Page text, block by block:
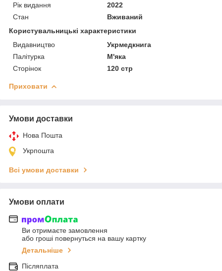
Рік видання
2022
Стан
Вживаний
Користувальницькі характеристики
Видавництво
Укрмедкнига
Палітурка
М'яка
Сторінок
120 стр
Приховати
Умови доставки
Нова Пошта
Укрпошта
Всі умови доставки
Умови оплати
Ви отримаєте замовлення
або гроші повернуться на вашу картку
Детальніше
Післяплата